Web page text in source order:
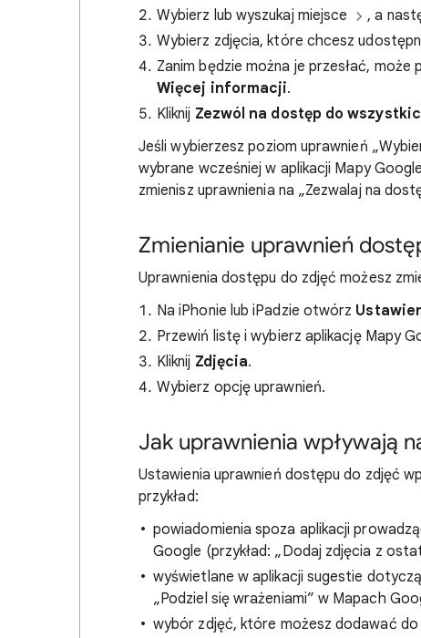
Wybierz lub wyszukaj miejsce
, a
Wybierz zdjęcia, które chcesz
Zanim będzie można je przesłać,
Więcej informacji.
Kliknij Zezwól na dostęp do
Jeśli wybierzesz poziom uprawnień
wybrane wcześniej w aplikacji Mapy
zmienisz uprawnienia na „Zezwalaj na
Zmienianie uprawnień
Uprawnienia dostępu do zdjęć możesz
Na iPhonie lub iPadzie otwórz
Przewiń listę i wybierz aplikację Mapy
Kliknij Zdjęcia.
Wybierz opcję uprawnień.
Jak uprawnienia wpływają
Ustawienia uprawnień dostępu do zdjęć
przykład:
powiadomienia spoza aplikacji
Google (przykład: „Dodaj zdjęcia z
wyświetlane w aplikacji sugestie
„Podziel się wrażeniami” w Mapach
wybór zdjęć, które możesz dodawać